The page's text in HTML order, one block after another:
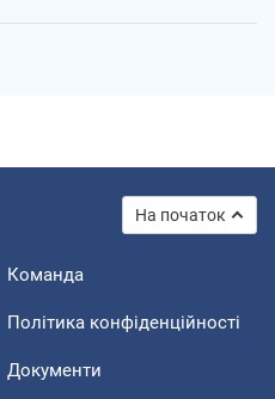
На початок
Команда
Політика конфіденційності
Документи